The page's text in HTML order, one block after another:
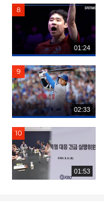
01:24
02:33
01:53